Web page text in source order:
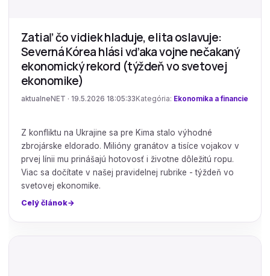
Zatiaľ čo vidiek hladuje, elita oslavuje:
Severná Kórea hlási vďaka vojne nečakaný
ekonomický rekord (týždeň vo svetovej
ekonomike)
aktualneNET · 19.5.2026 18:05:33 Kategória: Ekonomika a financie
Z konfliktu na Ukrajine sa pre Kima stalo výhodné
zbrojárske eldorado. Milióny granátov a tisíce vojakov v
prvej línii mu prinášajú hotovosť i životne dôležitú ropu.
Viac sa dočítate v našej pravidelnej rubrike - týždeň vo
svetovej ekonomike.
Celý článok